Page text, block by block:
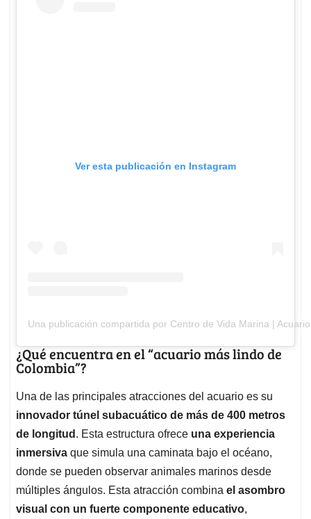
Ver esta publicación en Instagram
Una publicación compartida por Centro de Vida Marina |
¿Qué encuentra en el “acuario más lindo de
Colombia”?
Una de las principales atracciones del acuario es su
innovador túnel subacuático de más de 400 metros
de longitud . Esta estructura ofrece una experiencia
inmersiva que simula una caminata bajo el océano,
donde se pueden observar animales marinos desde
múltiples ángulos. Esta atracción combina el asombro
visual con un fuerte componente educativo,